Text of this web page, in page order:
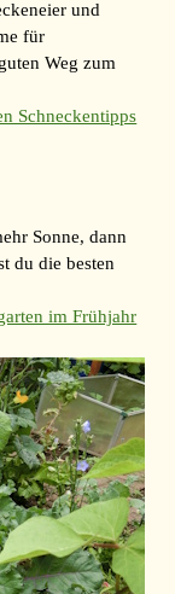
und
für
Weg zum
Schneckentipps
Sonne, dann
du die besten
im Frühjahr